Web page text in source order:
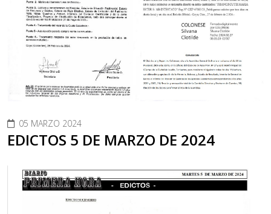
05 MARZO 2024
EDICTOS 5 DE MARZO DE 2024